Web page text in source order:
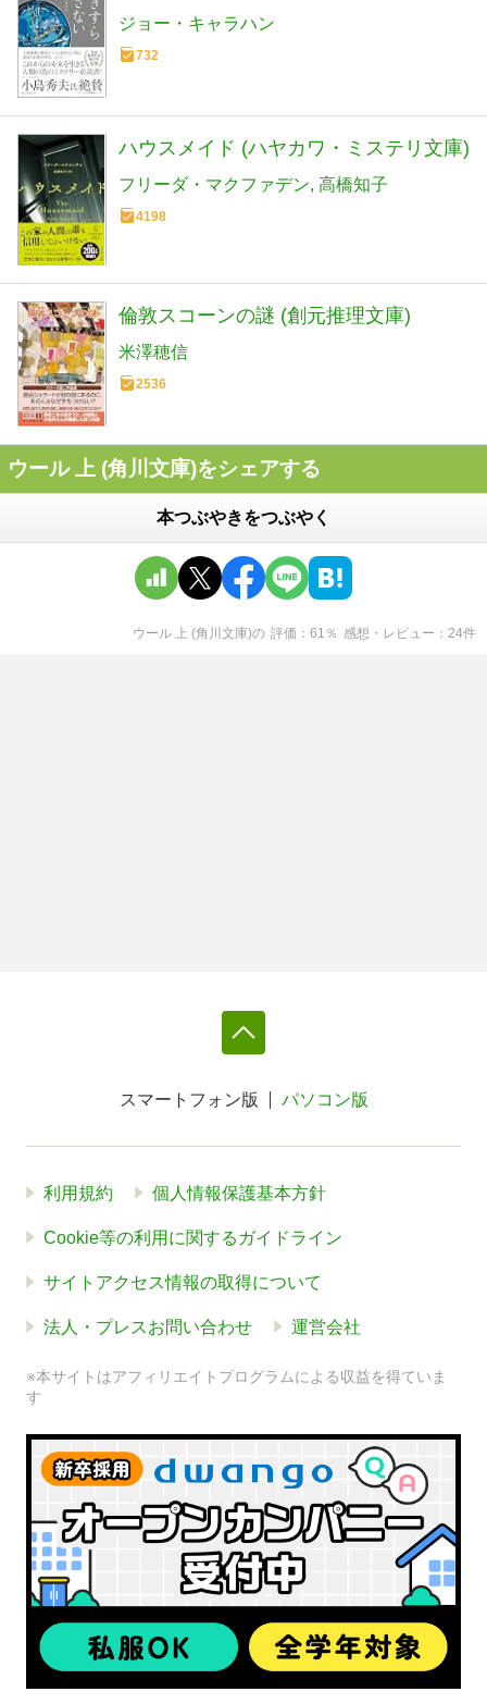
ジョー・キャラハン
732
ハウスメイド (ハヤカワ・ミステリ文庫)
フリーダ・マクファデン 高橋知子
4198
倫敦スコーンの謎 (創元推理文庫)
米澤穂信
2536
ウール 上 (角川文庫)をシェアする
本つぶやきをつぶやく
ウール 上 (角川文庫)の 評価 61 ％ 感想・レビュー 24件
スマートフォン版 パソコン版
利用規約 個人情報保護基本方針
Cookie等の利用に関するガイドライン
サイトアクセス情報の取得について
法人・プレスお問い合わせ 運営会社
※本サイトはアフィリエイトプログラムによる収益を得ていま
す